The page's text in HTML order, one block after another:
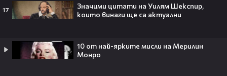
17
Значими цитати на Уилям Шекспир,
които винаги ще са актуални
10 от най-ярките мисли на Мерилин
Монро
взриви кината у нас – ето защо
всички говорят за него👀🎬